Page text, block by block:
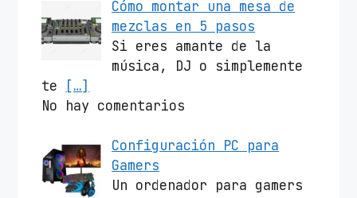
Cómo montar una mesa de
mezclas en 5 pasos
Si eres amante de la
música, DJ o simplemente
te
[…]
No hay comentarios
Configuración PC para
Gamers
Un ordenador para gamers